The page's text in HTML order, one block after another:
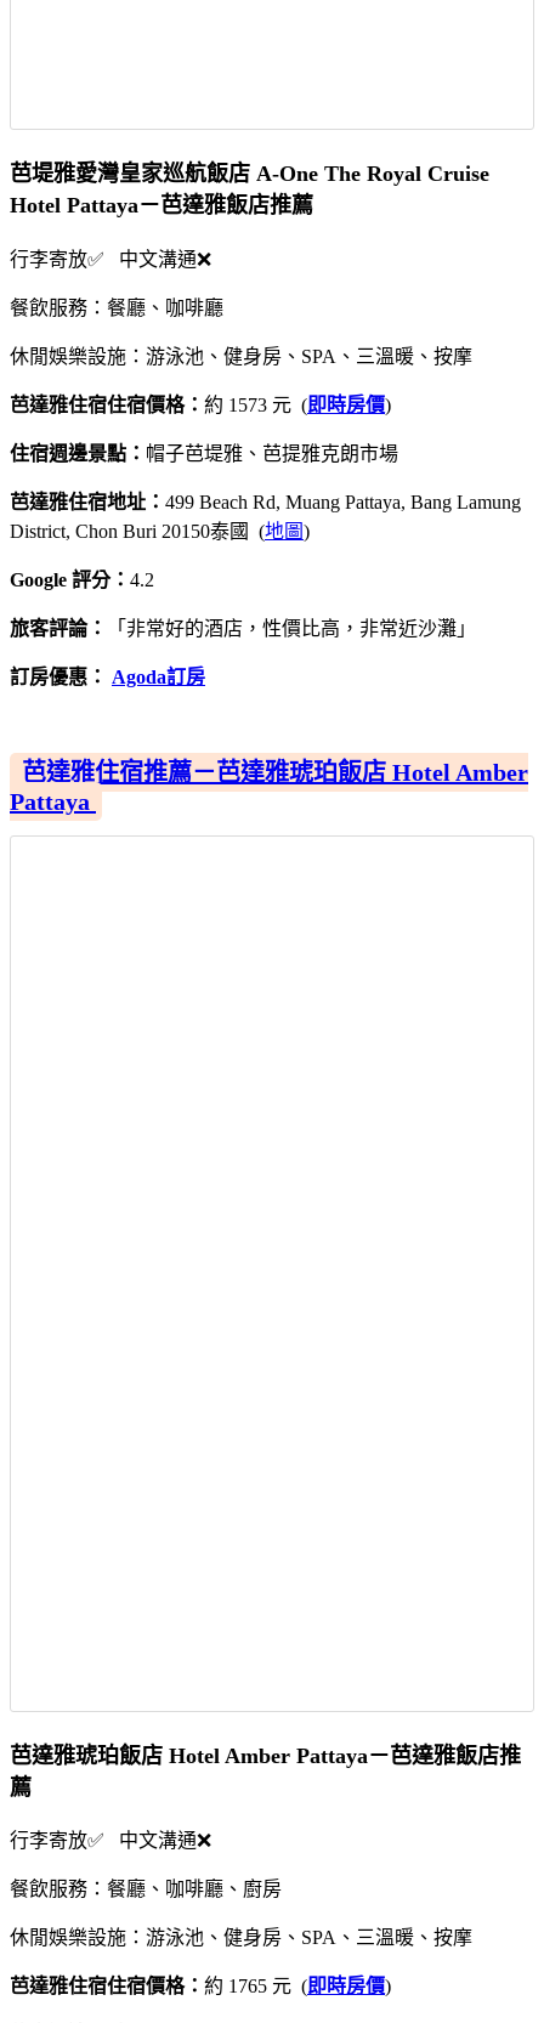
芭堤雅愛灣皇家巡航飯店 A-One The Royal Cruise
Hotel Pattaya－芭達雅飯店推薦
行李寄放✅ 中文溝通❌
餐飲服務：餐廳、咖啡廳
休閒娛樂設施：游泳池、健身房、SPA、三溫暖、按摩
芭達雅住宿住宿價格： 約 1573 元 (即時房價)
住宿週邊景點： 帽子芭堤雅、芭提雅克朗市場
芭達雅住宿地址： 499 Beach Rd, Muang Pattaya, Bang Lamung
District, Chon Buri 20150泰國 (地圖)
Google 評分： 4.2
旅客評論： 「非常好的酒店，性價比高，非常近沙灘」
訂房優惠： Agoda訂房
芭達雅住宿推薦－芭達雅琥珀飯店 Hotel Amber
Pattaya
芭達雅琥珀飯店 Hotel Amber Pattaya－芭達雅飯店推
薦
行李寄放✅ 中文溝通❌
餐飲服務：餐廳、咖啡廳、廚房
休閒娛樂設施：游泳池、健身房、SPA、三溫暖、按摩
芭達雅住宿住宿價格： 約 1765 元 (即時房價)